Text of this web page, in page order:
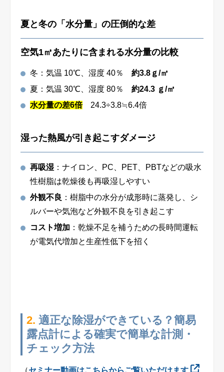
夏と冬の「水分量」の圧倒的な差
空気1㎥あたりに含まれる水分量の比較
冬：気温 10℃、湿度 40％約3.8ｇ/㎥
夏：気温 30℃、湿度 80％約24.3 ｇ/㎥
水分量の差6倍24.3÷3.8≒6.4倍
湿った熱風が引き起こすダメージ
再吸湿 ：ナイロン、PC、PET、PBTなどの吸水
性樹脂は乾燥後も再吸湿しやすい
外観不良 ：樹脂中の水分が成形時に蒸発し、シ
ルバーや気泡など外観不良を引き起こす
コスト増加 ：乾燥不足を補うための長時間運転
が電気代増加と生産性低下を招く
2. 適正な除湿ができている？簡易
露点計による確実で簡単な計測・
チェック方法
（セミナー動画はこちらからご覧いただけます